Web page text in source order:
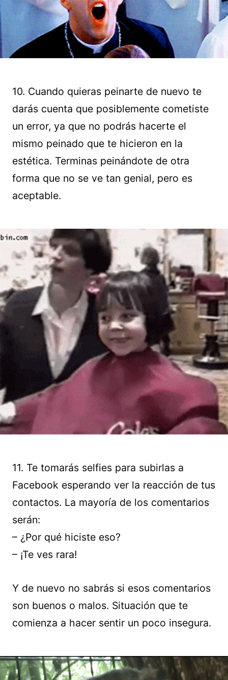
10. Cuando quieras peinarte de nuevo te
darás cuenta que posiblemente cometiste
un error, ya que no podrás hacerte el
mismo peinado que te hicieron en la
estética. Terminas peinándote de otra
forma que no se ve tan genial, pero es
aceptable.
11. Te tomarás selfies para subirlas a
Facebook esperando ver la reacción de tus
contactos. La mayoría de los comentarios
serán:
– ¿Por qué hiciste eso?
– ¡Te ves rara!
Y de nuevo no sabrás si esos comentarios
son buenos o malos. Situación que te
comienza a hacer sentir un poco insegura.